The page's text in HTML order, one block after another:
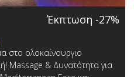
Έκπτωση -27%
στο ολοκαίνουργιο
Massage & Δυνατότητα για